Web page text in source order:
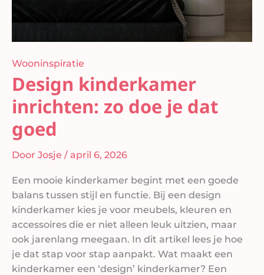
Wooninspiratie
Design kinderkamer
inrichten: zo doe je dat
goed
Door Josje / april 6, 2026
Een mooie kinderkamer begint met een goede
balans tussen stijl en functie. Bij een design
kinderkamer kies je voor meubels, kleuren en
accessoires die er niet alleen leuk uitzien, maar
ook jarenlang meegaan. In dit artikel lees je hoe
je dat stap voor stap aanpakt. Wat maakt een
kinderkamer een ‘design’ kinderkamer? Een